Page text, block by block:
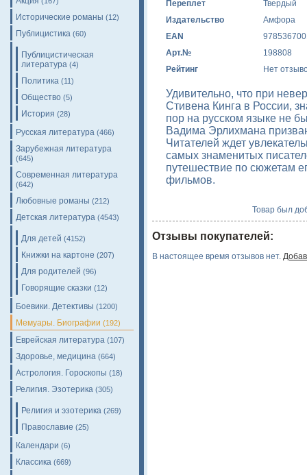
Исторические романы (12)
Публицистика (60)
Публицистическая
литература (4)
Политика (11)
Общество (5)
История (28)
Русская литература (466)
Зарубежная литература
(645)
Современная литература
(642)
Любовные романы (212)
Детская литература (4543)
Для детей (4152)
Книжки на картоне (207)
Для родителей (96)
Говорящие сказки (12)
Боевики. Детективы (1200)
Мемуары. Биографии (192)
Еврейская литература (107)
Здоровье, медицина (664)
Астрология. Гороскопы (18)
Религия. Эзотерика (305)
Религия и эзотерика (269)
Православие (25)
Календари (6)
Классика (669)
Переплет
Твердый
Издательство
Амфора
EAN
Арт.№
198808
Рейтинг
Нет
Удивительно, что при
Стивена Кинга в России,
пор на русском языке не
Вадима Эрлихмана
Читателей ждет
самых знаменитых
путешествие по сюжетам
фильмов.
Товар был
Отзывы покупателей:
В настоящее время отзывов нет.